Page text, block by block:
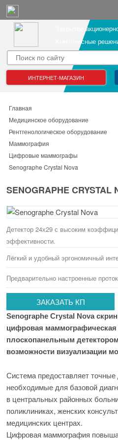
Закрытое
Комплексные
ИНТЕРНЕТ-МАГАЗИН
Главная
Медицинское оборудование
Рентгенологическое оборудование
Маммография
Цифровые маммографы
Senographe Crystal Nova
SENOGRAPHE CRYSTAL
Детектор 24х29 с высоким
эффективности.
Лёгкий и удобный эргономичный
Предварительно настроенные
ЗАКАЗАТЬ КП
Senographe Crystal Nova
цифровая
плоскопанельным
возможности визуализации
Система предоставляет точные
необходимые для базовой
в центральных районных
поликлиниках, женских
медицинских центрах.
Цифровая маммография